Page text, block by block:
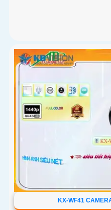
KX-WF41